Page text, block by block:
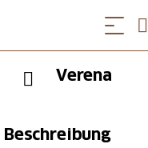
Verena
Beschreibung